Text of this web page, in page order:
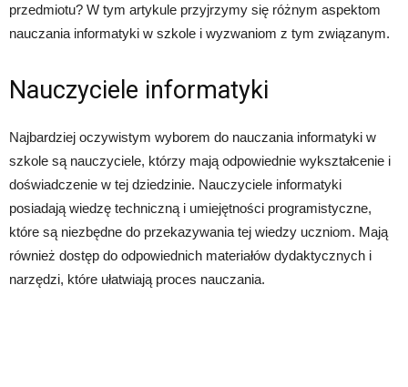
przedmiotu? W tym artykule przyjrzymy się różnym aspektom
nauczania informatyki w szkole i wyzwaniom z tym związanym.
Nauczyciele informatyki
Najbardziej oczywistym wyborem do nauczania informatyki w
szkole są nauczyciele, którzy mają odpowiednie wykształcenie i
doświadczenie w tej dziedzinie. Nauczyciele informatyki
posiadają wiedzę techniczną i umiejętności programistyczne,
które są niezbędne do przekazywania tej wiedzy uczniom. Mają
również dostęp do odpowiednich materiałów dydaktycznych i
narzędzi, które ułatwiają proces nauczania.